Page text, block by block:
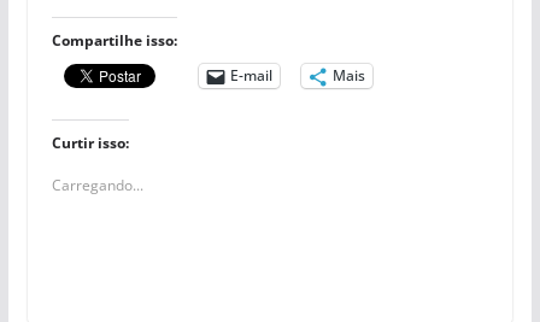
Compartilhe isso:
E-mail
Mais
Curtir isso:
Carregando...